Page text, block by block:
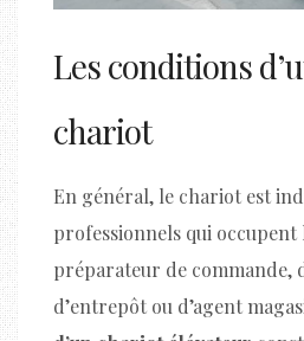
Les conditions
chariot
En général, le chariot est
professionnels qui occupent
préparateur de commande,
d’entrepôt ou d’agent